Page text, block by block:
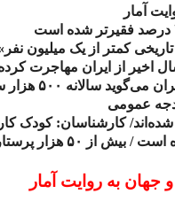
آمار
درصد فقیرتر شده است
کمتر از یک میلیون
اخیر از ایران مهاجرت
می‌گوید سالانه ۵۰۰
عمومی
کارشناسان: کودک
است / بیش از
۵۰ هزار
جهان به روایت آمار